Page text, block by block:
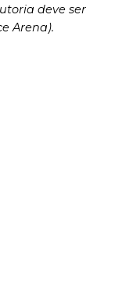
deve ser
Arena).